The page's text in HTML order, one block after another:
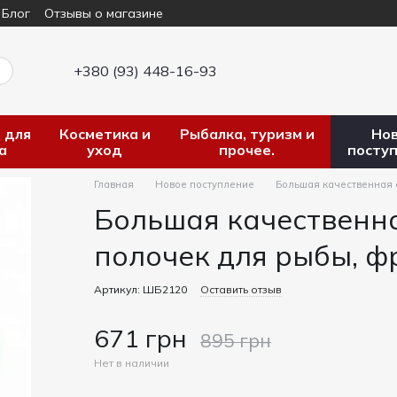
Блог Отзывы о магазине
+380 (93) 448-16-93
для
Косметика и
уход
Рыбалка, туризм и
прочее.
Главная Новое поступление Большая
Большая
полочек для рыбы,
Артикул: ШБ2120 Оставить отзыв
671 грн 895 грн
Нет в наличии